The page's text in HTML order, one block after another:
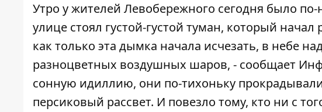
Утро у жителей Левобережного сегодня было
улице стоял густой-густой туман, который
как только эта дымка начала исчезать, в небе
разноцветных воздушных шаров, - сообщает
сонную идиллию, они по-тихоньку
персиковый рассвет. И повезло тому, кто ни с